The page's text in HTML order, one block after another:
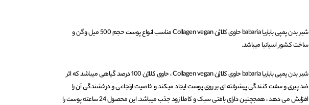
شیر بدن پمپی باباریا babaria حاوی کلاژن Collagen vegan مناسب انواع پوست حجم 500 میل وگن و
ساخت کشور اسپانیا میباشد.
شیر بدن پمپی باباریا babaria حاوی کلاژن Collagen vegan ، حاوی کلاژن 100 درصد گیاهی میباشد که اثر
ضد پیری و سفت کنندگی پیشرفته ای بر روی پوست ایجاد میکند و خاصیت ارتجاعی و درخشندگی آن را
افزایش می دهد ، همجچنین دارای بافتی سبک و کاملا زود جذب میباشد. این محصول 24 ساعته پوست را